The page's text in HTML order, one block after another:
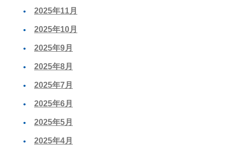
2025年11月
2025年10月
2025年9月
2025年8月
2025年7月
2025年6月
2025年5月
2025年4月